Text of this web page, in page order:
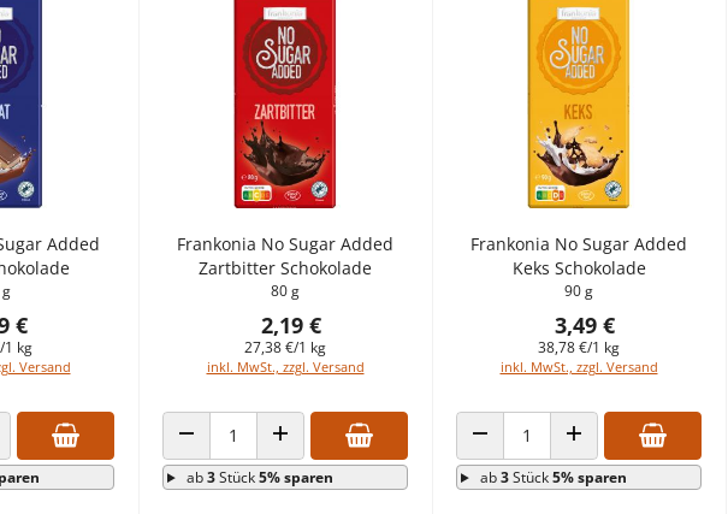
Added
€
1 kg
Versand
ERHÖHEN
Frankonia No Sugar Added
Zartbitter Schokolade
80 g
2,19 €
27,38 €/1 kg
inkl. MwSt., zzgl. Versand
ANZAHL VERRINGERNANZAHL ERHÖHEN
ab3Stück5% sparen
Frankonia No Sugar Added
Keks Schokolade
90 g
3,49 €
38,78 €/1 kg
inkl. MwSt., zzgl. Versand
ANZAHL VERRINGERNANZAHL ERHÖHEN
ab3Stück5% sparen